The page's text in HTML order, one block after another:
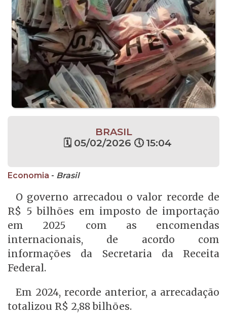
BRASIL
🗓 05/02/2026 🕔 15:04
Economia - Brasil
O governo arrecadou o valor recorde de
R$ 5 bilhões em imposto de importação
em 2025 com as encomendas
internacionais, de acordo com
informações da Secretaria da Receita
Federal.
Em 2024, recorde anterior, a arrecadação
totalizou R$ 2,88 bilhões.